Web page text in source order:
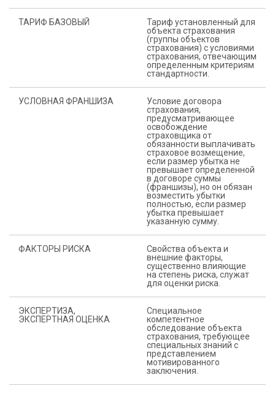
ТАРИФ БАЗОВЫЙ
Тариф установленный для
объекта страхования
(группы объектов
страхования) с условиями
страхования, отвечающим
определенным критериям
стандартности.
УСЛОВНАЯ ФРАНШИЗА
Условие договора
страхования,
предусматривающее
освобождение
страховщика от
обязанности выплачивать
страховое возмещение,
если размер убытка не
превышает определенной
в договоре суммы
(франшизы), но он обязан
возместить убытки
полностью, если размер
убытка превышает
указанную сумму.
ФАКТОРЫ РИСКА
Свойства объекта и
внешние факторы,
существенно влияющие
на степень риска, служат
для оценки риска.
ЭКСПЕРТИЗА,
ЭКСПЕРТНАЯ ОЦЕНКА
Специальное
компетентное
обследование объекта
страхования, требующее
специальных знаний с
представлением
мотивированного
заключения.